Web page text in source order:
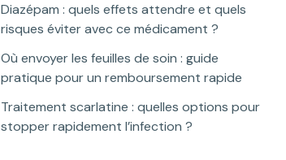
Diazépam : quels effets attendre et quels
risques éviter avec ce médicament ?
Où envoyer les feuilles de soin : guide
pratique pour un remboursement rapide
Traitement scarlatine : quelles options pour
stopper rapidement l’infection ?